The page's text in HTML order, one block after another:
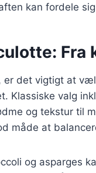
kan fordele
er det vigtigt at
Klassiske valg
og tekstur til
måde at
og asparges